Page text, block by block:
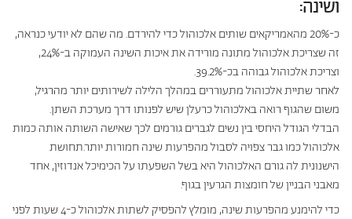
ושינה:
כ-20% מהאמריקאים שותים אלכוהול כדי להירדם. מה שהם לא יודעי כנראה,
זה שצריכת אלכוהול מתונה מורידה את איכות השינה העמוקה ב-24%,
וצריכת אלכוהול גבוהה בכ-39.2%.
לאחר שתיית אלכוהול מתעוררים במהלך הלילה לשירותים יותר מהרגיל,
משום שהגוף רואה באלכוהול כרעלן שיש לפנותו דרך מערכת השתן.
הבדלי הגודל היחסי בין נשים לגברים גורמים לכך שאישה השותה אותה כמות
אלכוהול כמו גבר צפויה לסבול מהפרעות שינה חמורות יותר.תחושת
הישנונית לה גורם האלכוהול היא בשל השפעתו על הכימיכל אנדוזין, אחד
מאבני הבניין של חומצות הגרעין בגוף.
כדי להימנע מהפרעות שינה, מומלץ להפסיק לשתות אלכוהול כ-4 שעות לפני